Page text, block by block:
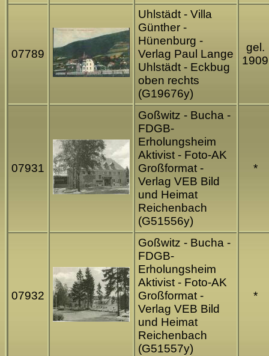
07789
Uhlstädt - Villa
Günther -
Hünenburg -
Verlag Paul Lange
Uhlstädt - Eckbug
oben rechts
(G19676y)
gel.
1909
07931
Goßwitz - Bucha -
FDGB-
Erholungsheim
Aktivist - Foto-AK
Großformat -
Verlag VEB Bild
und Heimat
Reichenbach
(G51556y)
*
07932
Goßwitz - Bucha -
FDGB-
Erholungsheim
Aktivist - Foto-AK
Großformat -
Verlag VEB Bild
und Heimat
Reichenbach
(G51557y)
*